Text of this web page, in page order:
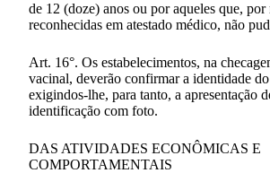
de 12 (doze) anos ou por aqueles que, por
reconhecidas em atestado médico, não
Art. 16°. Os estabelecimentos, na
vacinal, deverão confirmar a identidade
exigindos-lhe, para tanto, a apresentação
identificação com foto.
DAS ATIVIDADES ECONÔMICAS E
COMPORTAMENTAIS